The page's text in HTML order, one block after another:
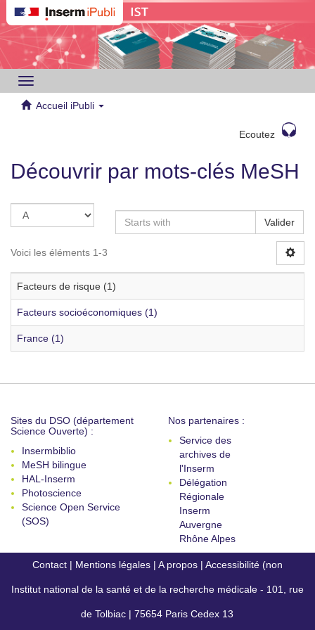
Toggle
navigation
Accueil iPubli
Ecoutez
Découvrir par mots-clés MeSH
Valider
Voici les éléments 1-3
Facteurs de risque (1)
Facteurs socioéconomiques (1)
France (1)
Sites du DSO (département
Science Ouverte) :
Insermbiblio
MeSH bilingue
HAL-Inserm
Photoscience
Science Open Service
(SOS)
Nos partenaires :
Service des
archives de
l'Inserm
Délégation
Régionale
Inserm
Auvergne
Rhône Alpes
Contact | Mentions légales | A propos | Accessibilité (non
conforme)
Institut national de la santé et de la recherche médicale - 101, rue
de Tolbiac | 75654 Paris Cedex 13